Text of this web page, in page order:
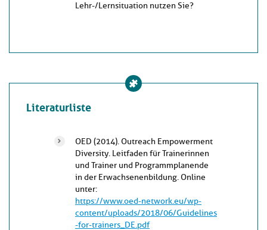
Lehr-/Lernsituation nutzen Sie?
Literaturliste
OED (2014). Outreach Empowerment
Diversity. Leitfaden für Trainerinnen
und Trainer und Programmplanende
in der Erwachsenenbildung. Online
unter:
https://www.oed-network.eu/wp-
content/uploads/2018/06/Guidelines
-for-trainers_DE.pdf